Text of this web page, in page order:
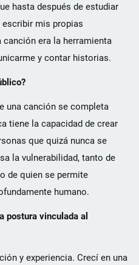
hasta después de estudiar
mis propias
era la herramienta
y contar historias.
una canción se completa
tiene la capacidad de crear
que quizá nunca se
la vulnerabilidad, tanto de
de quien se permite
humano.
postura vinculada al
y experiencia. Crecí en una